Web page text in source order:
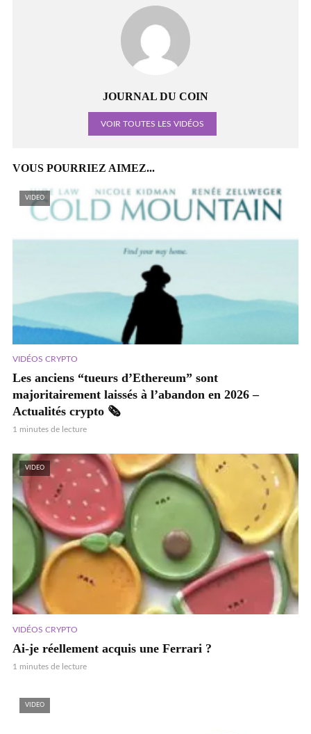
JOURNAL DU COIN
VOIR TOUTES LES VIDÉOS
VOUS POURRIEZ AIMEZ...
VIDEO
VIDÉOS CRYPTO
Les anciens “tueurs d’Ethereum” sont
majoritairement laissés à l’abandon en 2026 –
Actualités crypto 🗞️
1 minutes de lecture
VIDEO
VIDÉOS CRYPTO
Ai-je réellement acquis une Ferrari ?
1 minutes de lecture
VIDEO